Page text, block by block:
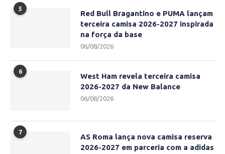
5
Red Bull Bragantino e PUMA lançam
terceira camisa 2026-2027 inspirada
na força da base
06/08/2026
6
West Ham revela terceira camisa
2026-2027 da New Balance
06/08/2026
7
AS Roma lança nova camisa reserva
2026-2027 em parceria com a adidas